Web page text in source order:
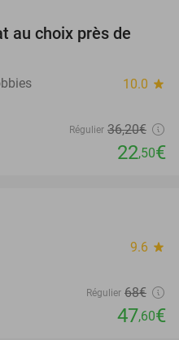
38%
au choix près de
10.0 star
Régulier 36,20€
22,50€
9.6 star
Régulier 68€
47,60€